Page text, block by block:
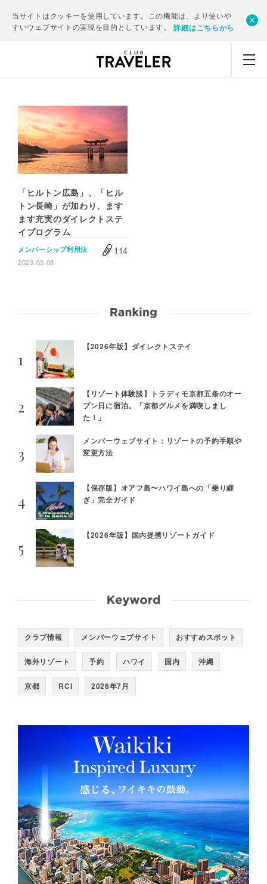
当サイトはクッキーを使用しています。この機能は、より使いや
すいウェブサイトの実現を目的としています。
詳細はこちらから
「ヒルトン広島」、「ヒル
トン長崎」が加わり、ます
ます充実のダイレクトステ
イプログラム
メンバーシップ利用法
2023.03.08
114
【2026年版】ダイレクトステイ
【リゾート体験談】トラディモ京都五条のオー
プン日に宿泊。「京都グルメを満喫しまし
た！」
メンバーウェブサイト：リゾートの予約手順や
変更方法
【保存版】オアフ島〜ハワイ島への「乗り継
ぎ」完全ガイド
【2026年版】国内提携リゾートガイド
クラブ情報 メンバーウェブサイト おすすめスポット
海外リゾート 予約 ハワイ 国内 沖縄
京都 RCI 2026年7月